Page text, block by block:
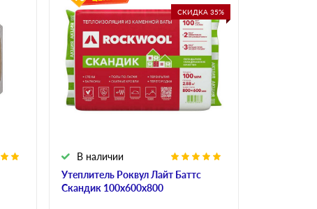
Д Оптима
В Оптима
Д Стандарт
Н Экстра
Применение
Для потолков
СКИДКА 35%
Утеплитель Роквул Лайт Баттс
Скандик 100х600х800
В наличии